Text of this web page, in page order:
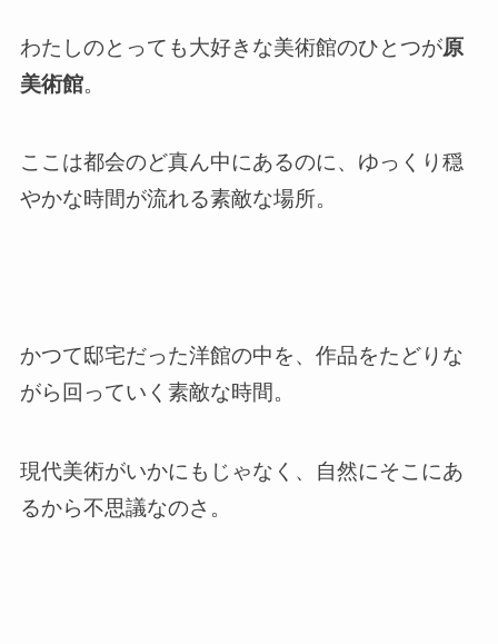
わたしのとっても大好きな美術館のひとつが原
美術館。
ここは都会のど真ん中にあるのに、ゆっくり穏
やかな時間が流れる素敵な場所。
かつて邸宅だった洋館の中を、作品をたどりな
がら回っていく素敵な時間。
現代美術がいかにもじゃなく、自然にそこにあ
るから不思議なのさ。